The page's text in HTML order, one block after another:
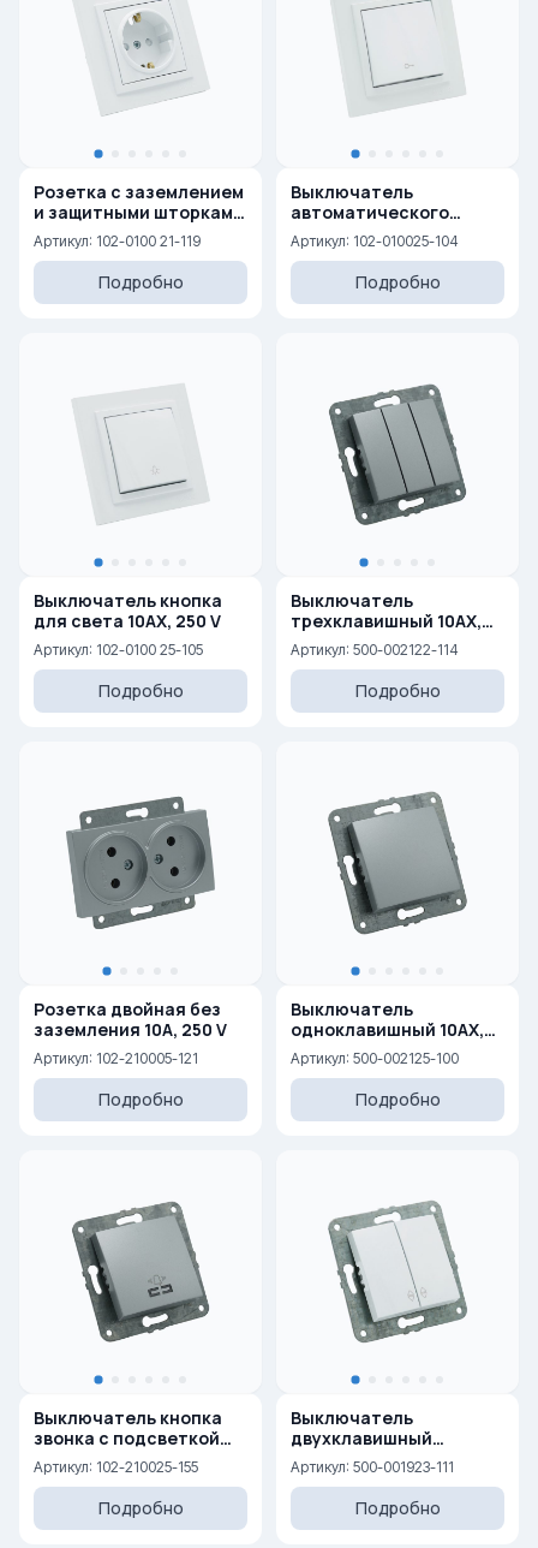
Розетка с заземлением
и защитными шторками
16A, 250 V
Артикул: 102-0100 21-119
Подробно
Выключатель
автоматического
открывания двери 10AX,
250 V
Артикул: 102-010025-104
Подробно
Выключатель кнопка
для света 10AX, 250 V
Артикул: 102-0100 25-105
Подробно
Выключатель
трехклавишный 10AX,
250
Артикул: 500-002122-114
Подробно
Розетка двойная без
заземления 10A, 250 V
Артикул: 102-210005-121
Подробно
Выключатель
одноклавишный 10AX,
250 V
Артикул: 500-002125-100
Подробно
Выключатель кнопка
звонка с подсветкой
10AX, 250 V
Артикул: 102-210025-155
Подробно
Выключатель
двухклавишный
проходной 10AX, 250 V
Артикул: 500-001923-111
Подробно